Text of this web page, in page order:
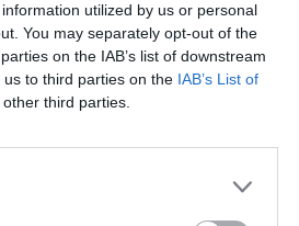
utilized by us or personal
You may separately opt-out of the
on the IAB’s list of downstream
to third parties on the IAB’s List of
third parties.
Nicholas
un biennale
«Ha